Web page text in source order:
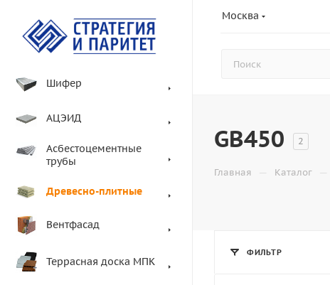
Москва
Шифер
АЦЭИД
Асбестоцементные
трубы
Древесно-плитные
Вентфасад
Террасная доска МПК
GB450 2
Главная — Каталог —
ФИЛЬТР